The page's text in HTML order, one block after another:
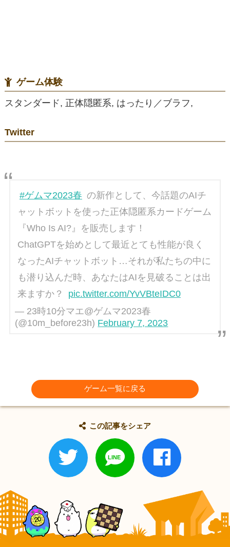
ゲーム体験
スタンダード, 正体隠匿系, はったり／ブラフ,
Twitter
#ゲムマ2023春 の新作として、今話題のAIチ
ャットボットを使った正体隠匿系カードゲーム
『Who Is AI?』を販売します！
ChatGPTを始めとして最近とても性能が良く
なったAIチャットボット…それが私たちの中に
も潜り込んだ時、あなたはAIを見破ることは出
来ますか？
pic.twitter.com/YvVBteIDC0
— 23時10分マエ@ゲムマ2023春
(@10m_before23h) February 7, 2023
ゲーム一覧に戻る
この記事をシェア